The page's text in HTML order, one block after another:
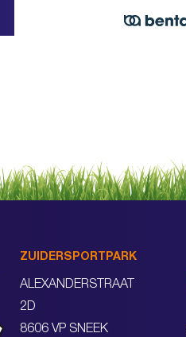
ZUIDERSPORTPARK
ALEXANDERSTRAAT
2D
8606 VP SNEEK